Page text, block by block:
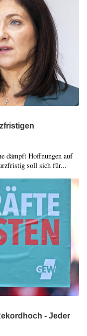
dämpft Hoffnungen auf
soll sich für...
- Jeder